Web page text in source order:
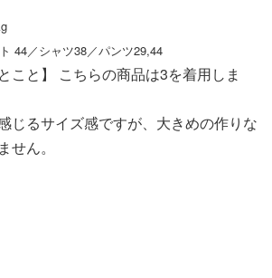
44／シャツ38／パンツ29,44
こと】 こちらの商品は3を着用しま
じるサイズ感ですが、大きめの作りな
せん。